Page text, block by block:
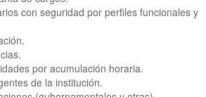
con seguridad por perfiles funcionales y
por acumulación horaria.
de la institución.